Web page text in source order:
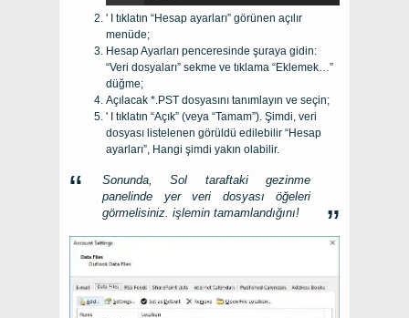
' I tıklatın “Hesap ayarları” görünen açılır
menüde;
Hesap Ayarları penceresinde şuraya gidin:
“Veri dosyaları” sekme ve tıklama “Eklemek…”
düğme;
Açılacak *.PST dosyasını tanımlayın ve seçin;
' I tıklatın “Açık” (veya “Tamam”). Şimdi, veri
dosyası listelenen görüldü edilebilir “Hesap
ayarları”, Hangi şimdi yakın olabilir.
Sonunda, Sol taraftaki gezinme
panelinde yer veri dosyası öğeleri
görmelisiniz. işlemin tamamlandığını!